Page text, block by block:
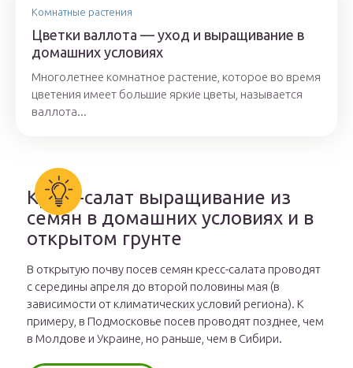
Комнатные растения
Цветки валлота — уход и выращивание в
домашних условиях
Многолетнее комнатное растение, которое во время
цветения имеет большие яркие цветы, называется
валлота...
Кресс-салат выращивание из
семян в домашних условиях и в
открытом грунте
В открытую почву посев семян кресс-салата проводят
с середины апреля до второй половины мая (в
зависимости от климатических условий региона). К
примеру, в Подмосковье посев проводят позднее, чем
в Молдове и Украине, но раньше, чем в Сибири.